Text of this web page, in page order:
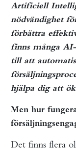
Artificiell
nödvändighet
förbättra
finns många
till att
hjälpa dig att
Men hur
Det finns flera